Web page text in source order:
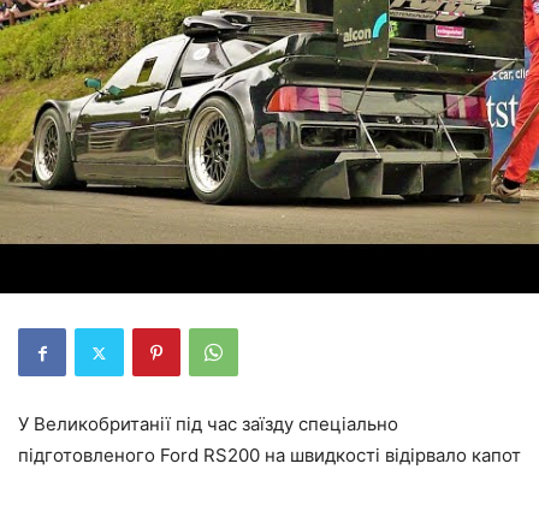
У Великобританії під час заїзду спеціально
підготовленого Ford RS200 на швидкості відірвало капот